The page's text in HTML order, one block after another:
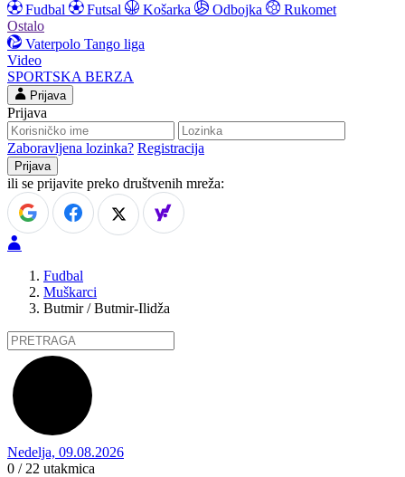
Fudbal
Futsal Košarka Odbojka
Rukomet
Ostalo
Vaterpolo Tango liga
Video
SPORTSKA BERZA
Prijava
Prijava
Zaboravljena lozinka? Registracija
ili se prijavite preko društvenih mreža:
Fudbal
Muškarci
Butmir / Butmir-Ilidža
Nedelja, 09.08.2026
0 / 22 utakmica